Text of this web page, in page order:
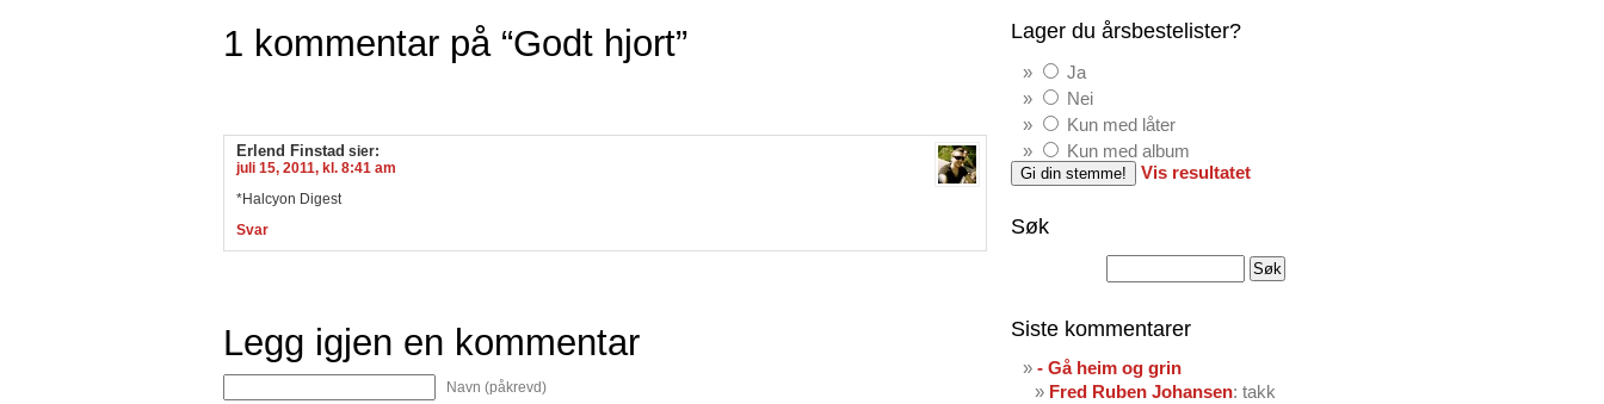
1 kommentar på “Godt hjort”
Erlend Finstad sier:
juli 15, 2011, kl. 8:41 am
*Halcyon Digest
Svar
Legg igjen en kommentar
Navn (påkrevd)
Lager du årsbestelister?
Ja
Nei
Kun med låter
Kun med album
Vis resultatet
Søk
Siste kommentarer
- Gå heim og grin
Fred Ruben Johansen: takk